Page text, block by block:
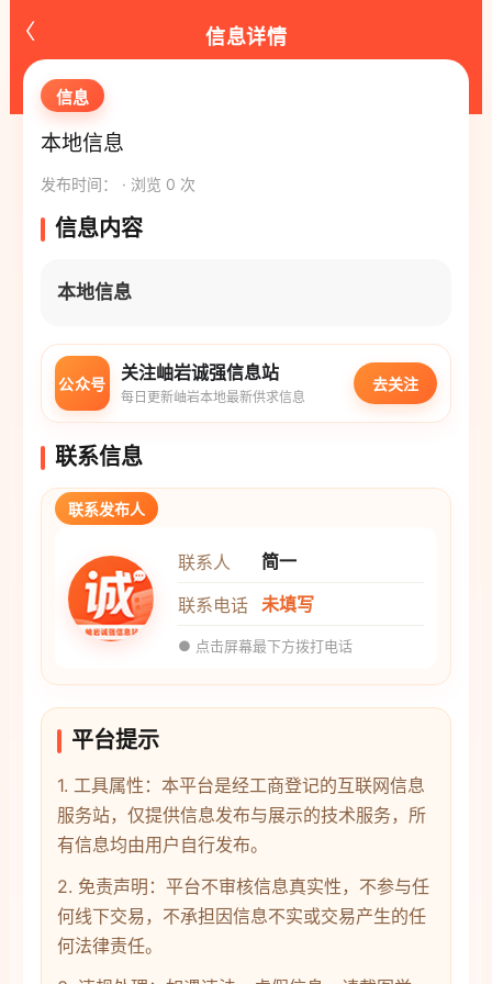
‹ 信息详情
信息
本地信息
发布时间： · 浏览 0 次
信息内容
本地信息
公众号
关注岫岩诚强信息站
每日更新岫岩本地最新供求信息
去关注
联系信息
联系发布人
联系人
简一
联系电话 未填写
● 点击屏幕最下方拨打电话
平台提示
1. 工具属性：本平台是经工商登记的互联网信息
服务站，仅提供信息发布与展示的技术服务，所
有信息均由用户自行发布。
2. 免责声明：平台不审核信息真实性，不参与任
何线下交易，不承担因信息不实或交易产生的任
何法律责任。